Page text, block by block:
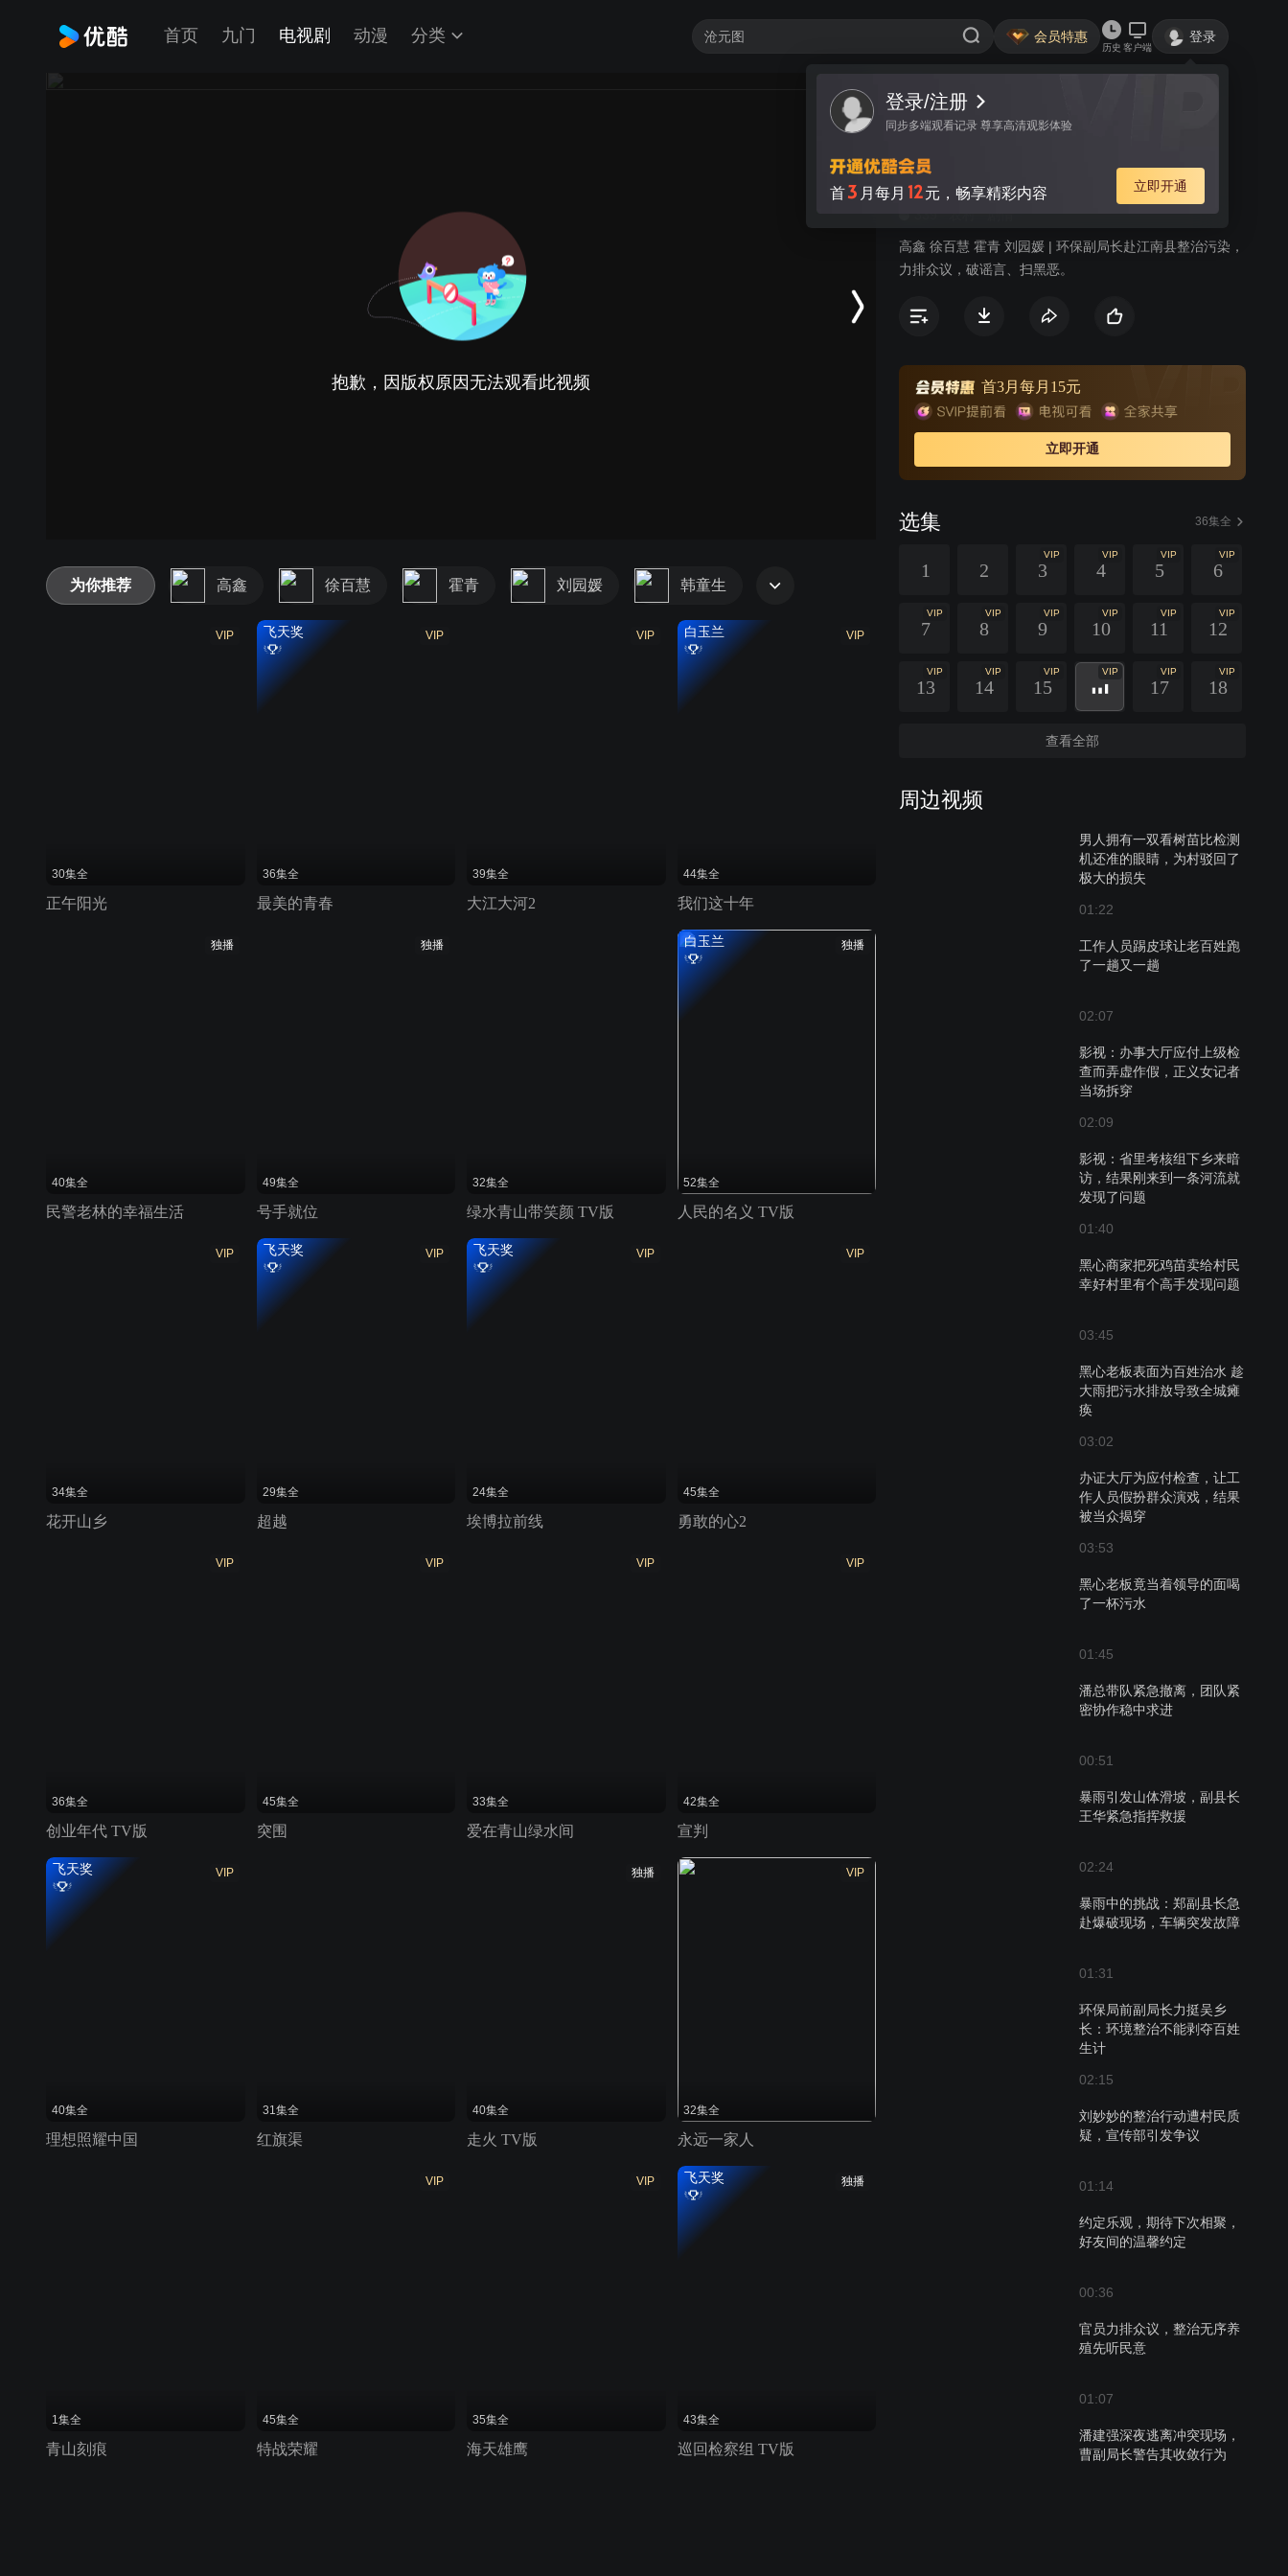
首页 九门 电视剧 动漫 分类 会员特惠
历史 客户端
登录
登录/注册
同步多端观看记录 尊享高清观影体验
首3 月每月 12元，畅享精彩内容 立即开通
抱歉，因版权原因无法观看此视频
视频 讨论
春风又绿江南岸
剧情
高鑫 徐百慧 霍青 刘园媛 | 环保副局长赴江南县整治污染，
力排众议，破谣言、扫黑恶。
首3月每月15元
立即开通
选集 36集全
1 2
VIP
3
VIP
4
VIP
5
VIP
6
VIP
7
VIP
8
VIP
9
VIP
10
VIP
11
VIP
12
VIP
13
VIP
14
VIP
15
VIP VIP
17
VIP
18
查看全部
周边视频
男人拥有一双看树苗比检测
机还准的眼睛，为村驳回了
极大的损失
01:22
工作人员踢皮球让老百姓跑
了一趟又一趟
02:07
影视：办事大厅应付上级检
查而弄虚作假，正义女记者
当场拆穿
02:09
影视：省里考核组下乡来暗
访，结果刚来到一条河流就
发现了问题
01:40
黑心商家把死鸡苗卖给村民
幸好村里有个高手发现问题
03:45
黑心老板表面为百姓治水 趁
大雨把污水排放导致全城瘫
痪
03:02
办证大厅为应付检查，让工
作人员假扮群众演戏，结果
被当众揭穿
03:53
黑心老板竟当着领导的面喝
了一杯污水
01:45
潘总带队紧急撤离，团队紧
密协作稳中求进
00:51
暴雨引发山体滑坡，副县长
王华紧急指挥救援
02:24
暴雨中的挑战：郑副县长急
赴爆破现场，车辆突发故障
01:31
环保局前副局长力挺吴乡
长：环境整治不能剥夺百姓
生计
02:15
刘妙妙的整治行动遭村民质
疑，宣传部引发争议
01:14
约定乐观，期待下次相聚，
好友间的温馨约定
00:36
官员力排众议，整治无序养
殖先听民意
01:07
潘建强深夜逃离冲突现场，
曹副局长警告其收敛行为
为你推荐 高鑫 徐百慧 霍青 刘园媛 韩童生
VIP
30集全
正午阳光
VIP
飞天奖
36集全
最美的青春
VIP
39集全
大江大河2
VIP
白玉兰
44集全
我们这十年
独播
40集全
民警老林的幸福生活
独播
49集全
号手就位
32集全
绿水青山带笑颜 TV版
独播
白玉兰
52集全
人民的名义 TV版
VIP
34集全
花开山乡
VIP
飞天奖
29集全
超越
VIP
飞天奖
24集全
埃博拉前线
VIP
45集全
勇敢的心2
VIP
36集全
创业年代 TV版
VIP
45集全
突围
VIP
33集全
爱在青山绿水间
VIP
42集全
宣判
VIP
飞天奖
40集全
理想照耀中国
31集全
红旗渠
独播
40集全
走火 TV版
VIP
32集全
永远一家人
1集全
青山刻痕
VIP
45集全
特战荣耀
VIP
35集全
海天雄鹰
独播
飞天奖
43集全
巡回检察组 TV版